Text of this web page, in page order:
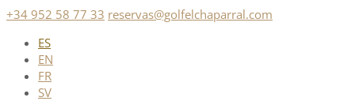
Saltar
contenido
+34 952 58 77 33 reservas@golfelchaparral.com
ES
EN
FR
SV